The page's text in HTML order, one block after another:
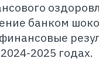
банком
2025 годах.